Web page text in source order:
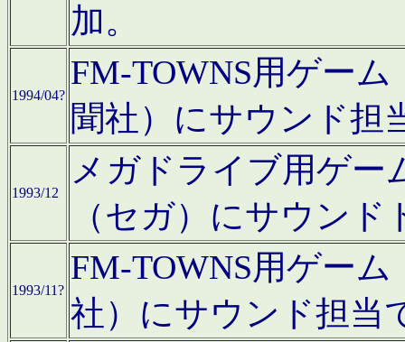
加。
1994/04?
FM-TOWNS用ゲー
聞社）にサウンド担
1993/12
メガドライブ用ゲー
（セガ）にサウン
1993/11?
FM-TOWNS用ゲー
社）にサウンド担当